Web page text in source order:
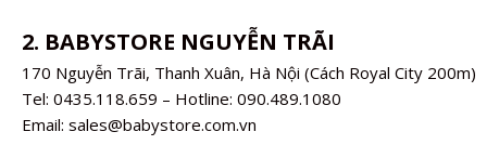
2. BABYSTORE NGUYỄN TRÃI
170 Nguyễn Trãi, Thanh Xuân, Hà Nội (Cách Royal City 200m)
Tel: 0435.118.659 – Hotline: 090.489.1080
Email: sales@babystore.com.vn